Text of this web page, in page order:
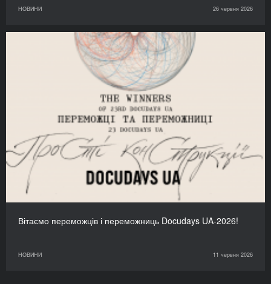
НОВИНИ 26 червня 2026
Вітаємо переможців і переможниць Docudays UA-2026!
НОВИНИ 11 червня 2026